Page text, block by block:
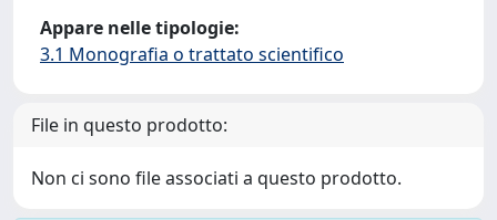
Appare nelle tipologie:
3.1 Monografia o trattato scientifico
File in questo prodotto:
Non ci sono file associati a questo prodotto.